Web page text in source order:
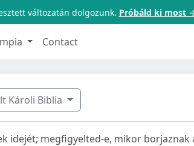
változatán dolgozunk. Próbáld ki most
Contact
Károli Biblia
idejét; megfigyelted-e, mikor borjaznak